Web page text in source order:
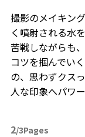
撮影のメイキン
く噴射される水
苦戦しながらも
コツを掴んでい
の、思わずクス
人な印象へパワ
2/3Pages